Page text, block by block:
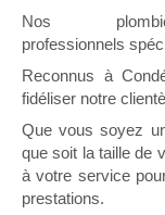
Nos
professionnels
Reconnus à
fidéliser notre
Que vous soyez
que soit la taille de
à votre service
prestations.